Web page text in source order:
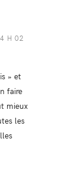
H 02
» et
faire
mieux
les